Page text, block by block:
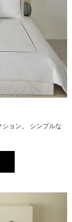
ョン。 シンプルな